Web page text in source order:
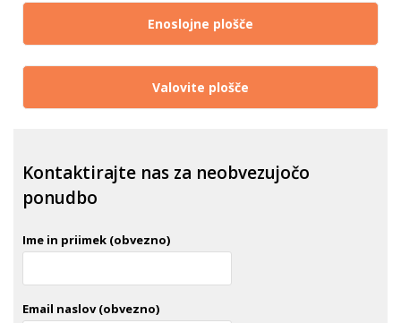
Enoslojne plošče
Valovite plošče
Kontaktirajte nas za neobvezujočo
ponudbo
Ime in priimek (obvezno)
Email naslov (obvezno)